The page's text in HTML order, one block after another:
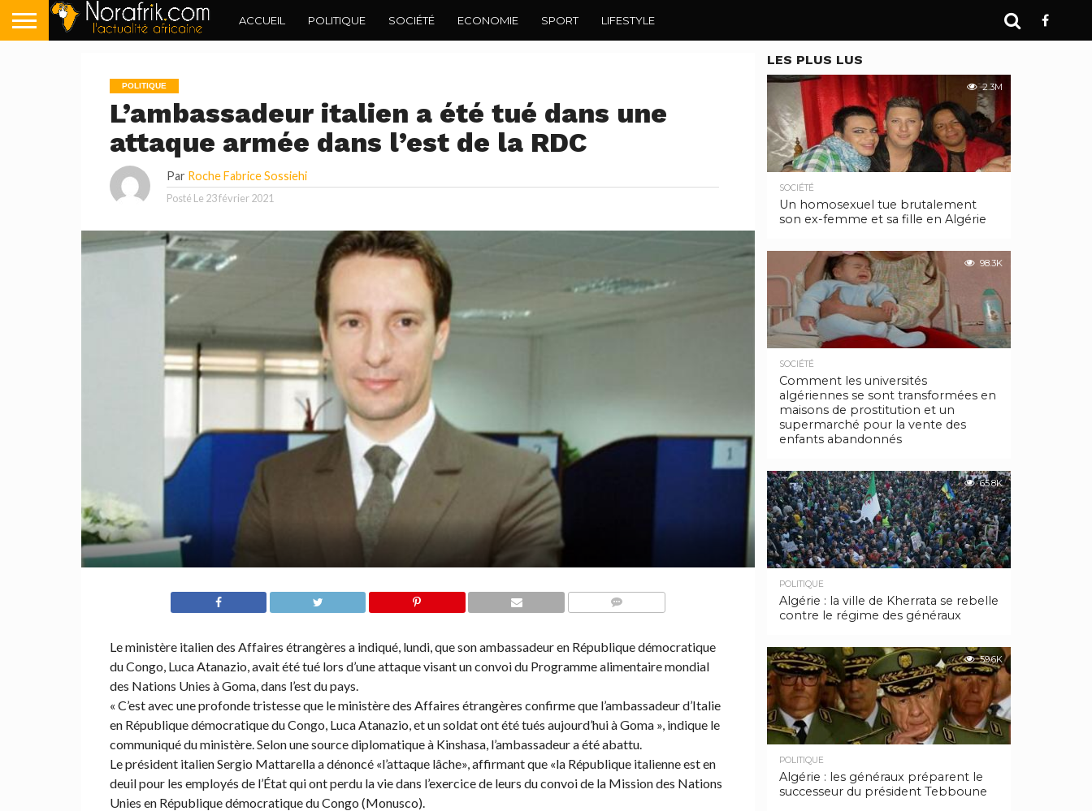
ACCUEIL POLITIQUE SOCIÉTÉ ECONOMIE SPORT LIFESTYLE
POLITIQUE
L’ambassadeur italien a été tué dans une
attaque armée dans l’est de la RDC
Par Roche Fabrice Sossiehi
Posté Le 23 février 2021
Le ministère italien des Affaires étrangères a indiqué, lundi, que son ambassadeur en République démocratique
du Congo, Luca Atanazio, avait été tué lors d’une attaque visant un convoi du Programme alimentaire mondial
des Nations Unies à Goma, dans l’est du pays.
« C’est avec une profonde tristesse que le ministère des Affaires étrangères confirme que l’ambassadeur d’Italie
en République démocratique du Congo, Luca Atanazio, et un soldat ont été tués aujourd’hui à Goma », indique le
communiqué du ministère. Selon une source diplomatique à Kinshasa, l’ambassadeur a été abattu.
Le président italien Sergio Mattarella a dénoncé «l’attaque lâche», affirmant que «la République italienne est en
deuil pour les employés de l’État qui ont perdu la vie dans l’exercice de leurs du convoi de la Mission des Nations
Unies en République démocratique du Congo (Monusco).
LES PLUS LUS
2.3M
SOCIÉTÉ
Un homosexuel tue brutalement
son ex-femme et sa fille en Algérie
98.3K
SOCIÉTÉ
Comment les universités
algériennes se sont transformées en
maisons de prostitution et un
supermarché pour la vente des
enfants abandonnés
65.8K
POLITIQUE
Algérie : la ville de Kherrata se rebelle
contre le régime des généraux
59.6K
POLITIQUE
Algérie : les généraux préparent le
successeur du président Tebboune